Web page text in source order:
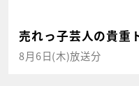
売れっ子芸人の貴重
8月6日(木)放送分